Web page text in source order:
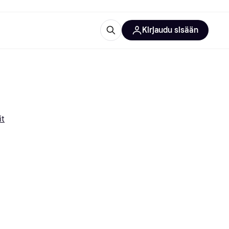
Kirjaudu sisään